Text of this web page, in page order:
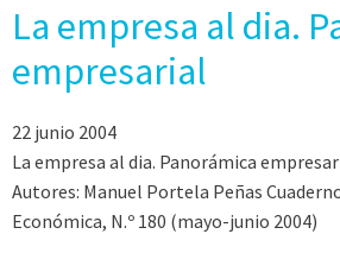
La empresa al dia.
empresarial
22 junio 2004
La empresa al dia. Panorámica
Autores: Manuel Portela Peñas
Económica, N.º 180 (mayo-junio 2004)